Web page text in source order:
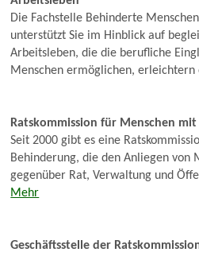
Die Fachstelle Behinderte
unterstützt Sie im Hinblick auf
Arbeitsleben, die die berufliche
Menschen ermöglichen, erleichtern
Ratskommission für Menschen
Seit 2000 gibt es eine
Behinderung, die den Anliegen von
gegenüber Rat, Verwaltung und
Mehr
Geschäftsstelle der